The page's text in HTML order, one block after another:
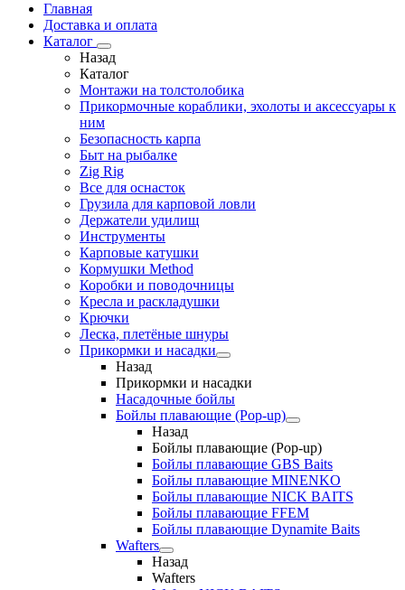
Главная
Доставка и оплата
Каталог
Назад
Каталог
Монтажи на толстолобика
Прикормочные кораблики, эхолоты и аксессуары к
ним
Безопасность карпа
Быт на рыбалке
Zig Rig
Все для оснасток
Грузила для карповой ловли
Держатели удилищ
Инструменты
Карповые катушки
Кормушки Method
Коробки и поводочницы
Кресла и раскладушки
Крючки
Леска, плетёные шнуры
Прикормки и насадки
Назад
Прикормки и насадки
Насадочные бойлы
Бойлы плавающие (Pop-up)
Назад
Бойлы плавающие (Pop-up)
Бойлы плавающие GBS Baits
Бойлы плавающие MINENKO
Бойлы плавающие NICK BAITS
Бойлы плавающие FFEM
Бойлы плавающие Dynamite Baits
Wafters
Назад
Wafters